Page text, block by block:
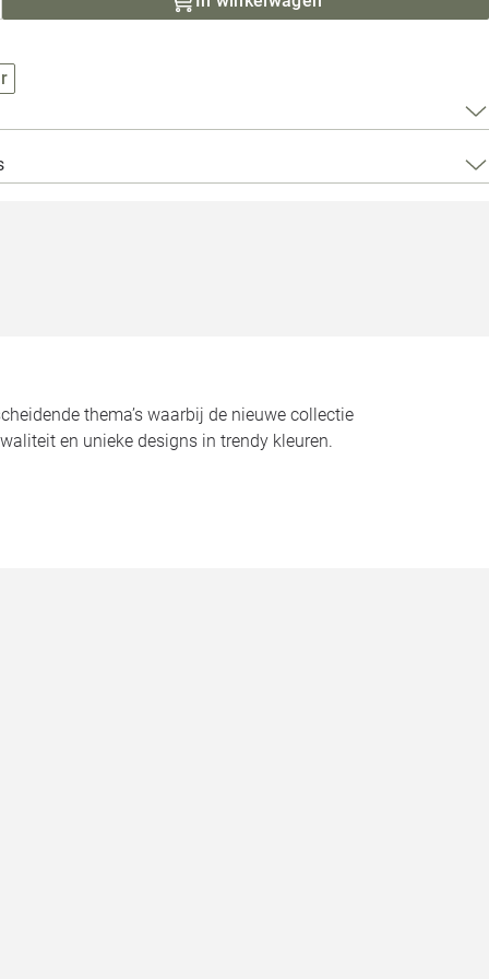
Alle
thema’s waarbij de nieuwe collectie
en unieke designs in trendy kleuren.